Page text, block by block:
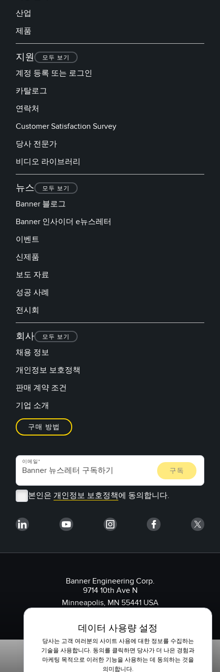
산업
제품
지원 모두 보기
계정 등록 또는 로그인
카탈로그
연락처
Customer Satisfaction Survey
당사 전문가
비디오 라이브러리
뉴스 모두 보기
Banner 블로그
Banner 인사이더 e뉴스레터
이벤트
신제품
보도 자료
성공 사례
전시회
회사 모두 보기
채용 정보
개인정보 보호정책
판매 계약 조건
기업 소개
구매 방법
이메일
본인은 개인정보 보호정책에 동의합니다.
Banner Engineering Corp.
9714 10th Ave N
Minneapolis, MN 55441 USA
데이터 사용량 설정
당사는 고객 여러분의 사이트 사용에 대한 정보를 수집하는
기술을 사용합니다. 동의를 클릭하면 당사가 더 나은 경험과
마케팅 목적으로 이러한 기능을 사용하는 데 동의하는 것을
의미합니다.